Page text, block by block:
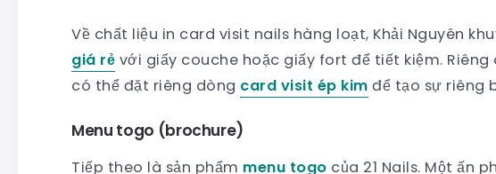
Về chất liệu in card visit nails hàng loạt, Khải Nguyên
giá rẻ với giấy couche hoặc giấy fort để tiết kiệm.
có thể đặt riêng dòng card visit ép kim để tạo sự riêng
Menu togo (brochure)
Tiếp theo là sản phẩm menu togo của 21 Nails. Một ấn